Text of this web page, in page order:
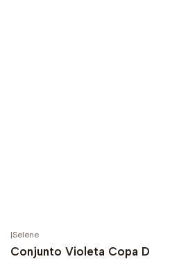
|Selene
Conjunto Violeta Copa D